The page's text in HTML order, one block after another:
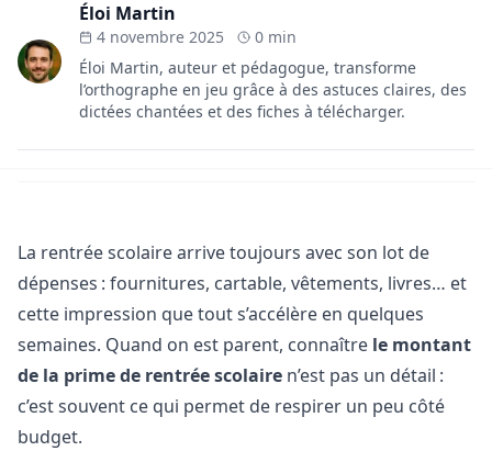
Éloi Martin
4 novembre 2025
0 min
Éloi Martin, auteur et pédagogue, transforme
l’orthographe en jeu grâce à des astuces claires, des
dictées chantées et des fiches à télécharger.
La rentrée scolaire arrive toujours avec son lot de
dépenses : fournitures, cartable, vêtements, livres… et
cette impression que tout s’accélère en quelques
semaines. Quand on est parent, connaître le montant
de la prime de rentrée scolaire n’est pas un détail :
c’est souvent ce qui permet de respirer un peu côté
budget.